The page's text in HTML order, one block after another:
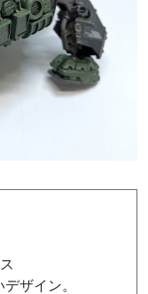
ザイン。